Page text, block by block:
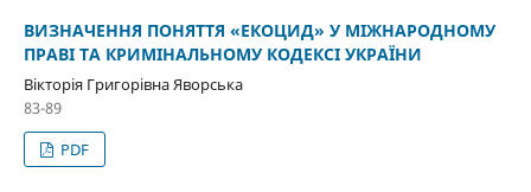
ВИЗНАЧЕННЯ ПОНЯТТЯ «ЕКОЦИД» У МІЖНАРОДНОМУ
ПРАВІ ТА КРИМІНАЛЬНОМУ КОДЕКСІ УКРАЇНИ
Вікторія Григорівна Яворська
83-89
PDF